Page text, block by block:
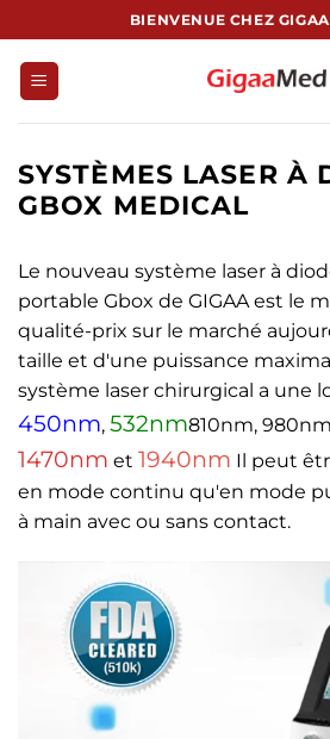
au
contenu
BIENVENUE CHEZ
SYSTÈMES LASER À
GBOX MEDICAL
Le nouveau système laser à
portable Gbox de GIGAA est le
qualité-prix sur le marché
taille et d'une puissance
système laser chirurgical a une
450nm, 532nm810nm,
1470nm et 1940nm Il peut
en mode continu qu'en mode
à main avec ou sans contact.